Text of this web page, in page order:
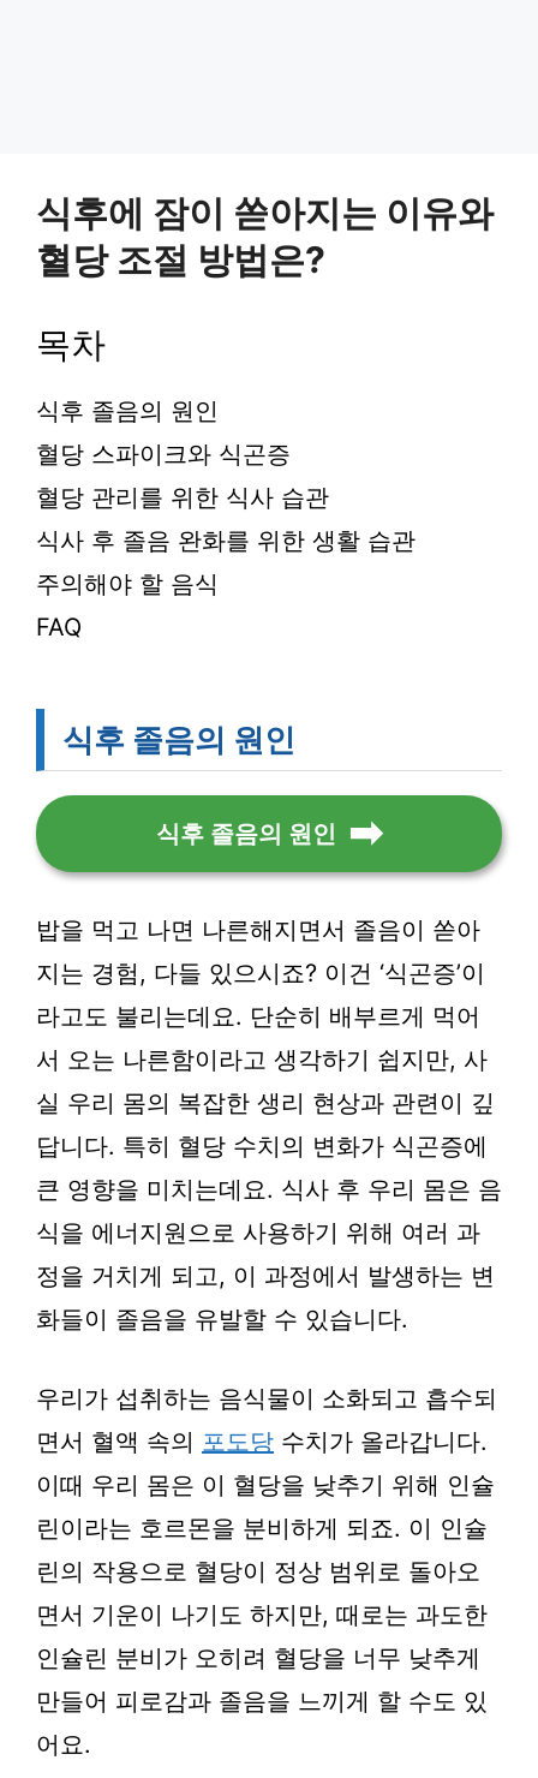
식후에 잠이 쏟아지는 이유와
혈당 조절 방법은?
목차
식후 졸음의 원인
혈당 스파이크와 식곤증
혈당 관리를 위한 식사 습관
식사 후 졸음 완화를 위한 생활 습관
주의해야 할 음식
FAQ
식후 졸음의 원인
식후 졸음의 원인
밥을 먹고 나면 나른해지면서 졸음이 쏟아
지는 경험, 다들 있으시죠? 이건 ‘식곤증’이
라고도 불리는데요. 단순히 배부르게 먹어
서 오는 나른함이라고 생각하기 쉽지만, 사
실 우리 몸의 복잡한 생리 현상과 관련이 깊
답니다. 특히 혈당 수치의 변화가 식곤증에
큰 영향을 미치는데요. 식사 후 우리 몸은 음
식을 에너지원으로 사용하기 위해 여러 과
정을 거치게 되고, 이 과정에서 발생하는 변
화들이 졸음을 유발할 수 있습니다.
우리가 섭취하는 음식물이 소화되고 흡수되
면서 혈액 속의 포도당 수치가 올라갑니다.
이때 우리 몸은 이 혈당을 낮추기 위해 인슐
린이라는 호르몬을 분비하게 되죠. 이 인슐
린의 작용으로 혈당이 정상 범위로 돌아오
면서 기운이 나기도 하지만, 때로는 과도한
인슐린 분비가 오히려 혈당을 너무 낮추게
만들어 피로감과 졸음을 느끼게 할 수도 있
어요.